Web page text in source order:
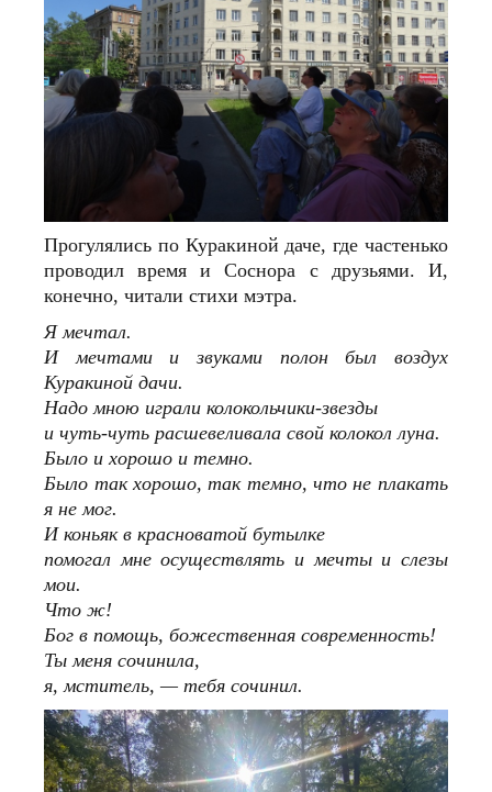
Прогулялись по Куракиной даче, где частенько
проводил время и Соснора с друзьями. И,
конечно, читали стихи мэтра.
Я мечтал.
И мечтами и звуками полон был воздух
Куракиной дачи.
Надо мною играли колокольчики-звезды
и чуть-чуть расшевеливала свой колокол луна.
Было и хорошо и темно.
Было так хорошо, так темно, что не плакать
я не мог.
И коньяк в красноватой бутылке
помогал мне осуществлять и мечты и слезы
мои.
Что ж!
Бог в помощь, божественная современность!
Ты меня сочинила,
я, мститель, — тебя сочинил.